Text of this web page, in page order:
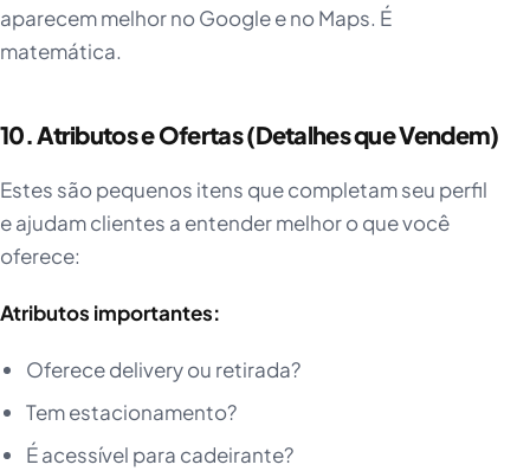
aparecem melhor no Google e no Maps. É
matemática.
10. Atributos e Ofertas (Detalhes que Vendem)
Estes são pequenos itens que completam seu perfil
e ajudam clientes a entender melhor o que você
oferece:
Atributos importantes:
Oferece delivery ou retirada?
Tem estacionamento?
É acessível para cadeirante?